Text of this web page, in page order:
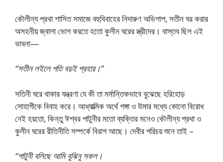
কৌলীন্য প্রথা শাসিত সমাজে বহুবিবাহের নিদারুণ অভিশাপ, সতীন ঘর করার
অসহনীয় জ্বালা ভোগ করতে হতো কুলীন ঘরের স্ত্রীদের। বাস্তব ছিল এই
ভাবনা—
“সতীন লইলে পতি বড়ই প্রহার।”
সতিনী ঘরে থাকার যন্ত্রণা যে কী তা মর্মান্তিকভাবে বুঝেছে হরিহোড়
সোহাগীকে বিবাহ করে। আধ্যাত্মিক অর্থে গঙ্গা ও উমার মধ্যে কোনো বিরোধ
নেই হয়তো, কিন্তু ঈশ্বর পাটুনীর মতো ব্যক্তির মনেও কৌলীন্য প্রথা ও
কুলীন ঘরের রীতিনীতি সম্পর্কে বিরাগ আছে। দেবীর পরিচয় শুনে তাই –
“পাটুনী বলিছে আমি বুঝিনু সকল।